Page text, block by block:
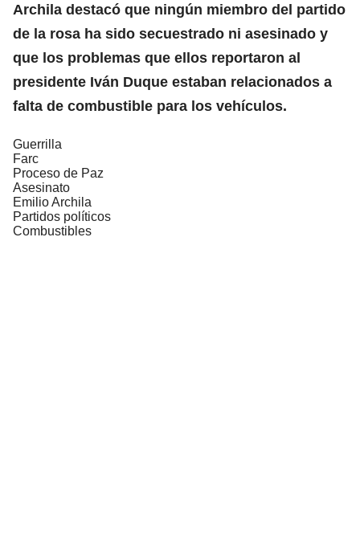
Archila destacó que ningún miembro del partido
de la rosa ha sido secuestrado ni asesinado y
que los problemas que ellos reportaron al
presidente Iván Duque estaban relacionados a
falta de combustible para los vehículos.
Guerrilla
Farc
Proceso de Paz
Asesinato
Emilio Archila
Partidos políticos
Combustibles